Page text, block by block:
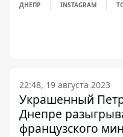
ДНЕПР INSTAGRAM
22:48, 19 августа 2023
Украшенный
Днепре
французского